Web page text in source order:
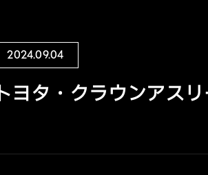
2024.09.04
トヨタ・クラウンアス